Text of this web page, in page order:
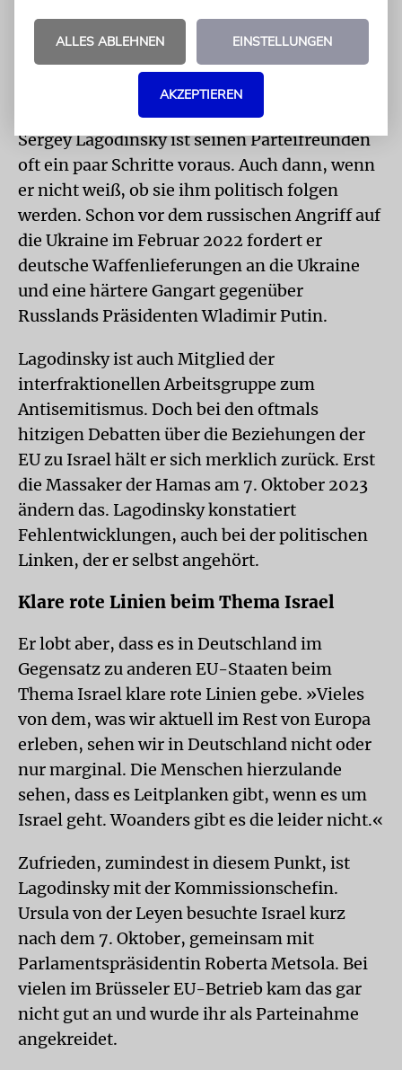
»Frankfurter Allgemeinen Zeitung« einen
eigenen nuklearen Abwehrschirm für die EU –
was bei den Grünen, vorsichtig formuliert,
längst noch nicht Konsens ist.
Sergey Lagodinsky ist seinen Parteifreunden
oft ein paar Schritte voraus. Auch dann, wenn
er nicht weiß, ob sie ihm politisch folgen
werden. Schon vor dem russischen Angriff auf
die Ukraine im Februar 2022 fordert er
deutsche Waffenlieferungen an die Ukraine
und eine härtere Gangart gegenüber
Russlands Präsidenten Wladimir Putin.
Lagodinsky ist auch Mitglied der
interfraktionellen Arbeitsgruppe zum
Antisemitismus. Doch bei den oftmals
hitzigen Debatten über die Beziehungen der
EU zu Israel hält er sich merklich zurück. Erst
die Massaker der Hamas am 7. Oktober 2023
ändern das. Lagodinsky konstatiert
Fehlentwicklungen, auch bei der politischen
Linken, der er selbst angehört.
Klare rote Linien beim Thema Israel
Er lobt aber, dass es in Deutschland im
Gegensatz zu anderen EU-Staaten beim
Thema Israel klare rote Linien gebe. »Vieles
von dem, was wir aktuell im Rest von Europa
erleben, sehen wir in Deutschland nicht oder
nur marginal. Die Menschen hierzulande
sehen, dass es Leitplanken gibt, wenn es um
Israel geht. Woanders gibt es die leider nicht.«
Zufrieden, zumindest in diesem Punkt, ist
Lagodinsky mit der Kommissionschefin.
Ursula von der Leyen besuchte Israel kurz
nach dem 7. Oktober, gemeinsam mit
Parlamentspräsidentin Roberta Metsola. Bei
vielen im Brüsseler EU-Betrieb kam das gar
nicht gut an und wurde ihr als Parteinahme
angekreidet.
ALLES ABLEHNEN EINSTELLUNGEN
AKZEPTIEREN